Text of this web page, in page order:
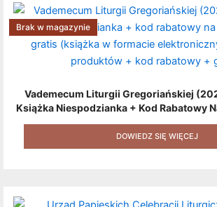
Vademecum Liturgii Gregoriańskiej
Książka Niespodzianka + Kod Rabatowy
+ Gratis (książka W Formacie
Produktów + Kod Rabatowy +
Brak w magazynie
DOWIEDZ SIĘ WIĘCEJ